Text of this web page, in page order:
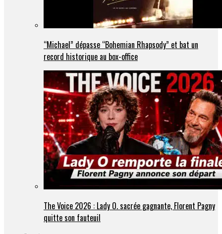
“Michael” dépasse “Bohemian Rhapsody” et bat un
record historique au box-office
The Voice 2026 : Lady O. sacrée gagnante, Florent Pagny
quitte son fauteuil